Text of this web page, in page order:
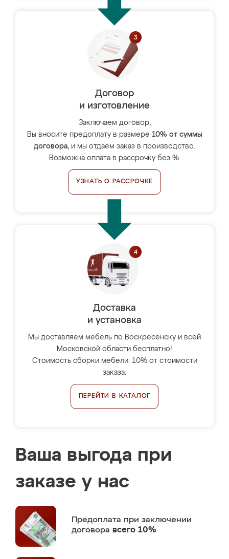
Договор
и изготовление
Заключаем договор,
Вы вносите предоплату в размере 10% от суммы
договора, и мы отдаём заказ в производство.
Возможна оплата в рассрочку без %.
УЗНАТЬ О РАССРОЧКЕ
Доставка
и установка
Мы доставляем мебель по Воскресенску и всей
Московской области бесплатно!
Стоимость сборки мебели: 10% от стоимости
заказа.
ПЕРЕЙТИ В КАТАЛОГ
Ваша выгода при
заказе у нас
Предоплата при заключении
договора всего 10%